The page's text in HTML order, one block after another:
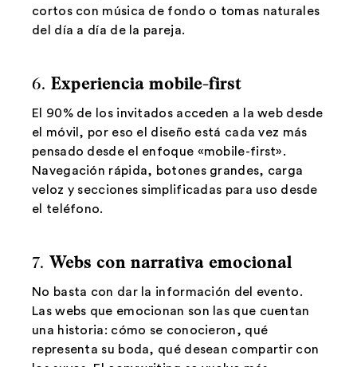
cortos con música de fondo o tomas naturales
del día a día de la pareja.
6. Experiencia mobile-first
El 90% de los invitados acceden a la web desde
el móvil, por eso el diseño está cada vez más
pensado desde el enfoque «mobile-first».
Navegación rápida, botones grandes, carga
veloz y secciones simplificadas para uso desde
el teléfono.
7. Webs con narrativa emocional
No basta con dar la información del evento.
Las webs que emocionan son las que cuentan
una historia: cómo se conocieron, qué
representa su boda, qué desean compartir con